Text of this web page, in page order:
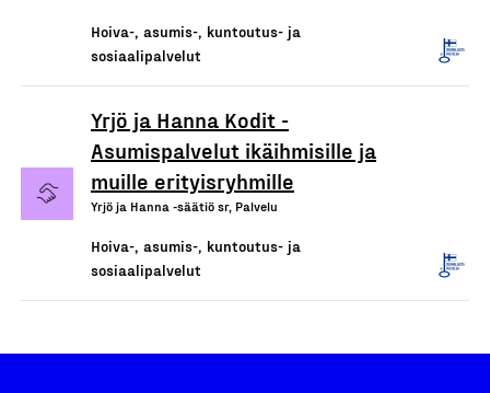
Hoiva-, asumis-, kuntoutus- ja
sosiaalipalvelut
Yrjö ja Hanna Kodit -
Asumispalvelut ikäihmisille ja
muille erityisryhmille
Yrjö ja Hanna -säätiö sr, Palvelu
Hoiva-, asumis-, kuntoutus- ja
sosiaalipalvelut